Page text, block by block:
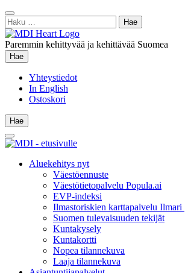
Siirry
sisältöön
Sulje
hae
Haku:
Paremmin kehittyvää ja kehittävää Suomea
Hae
Hae
Yhteystiedot
In English
Ostoskori
Hae
Hae
Main
Menu
Aluekehitys nyt
Väestöennuste
Väestötietopalvelu Popula.ai
EVP-indeksi
Ilmastoriskien karttapalvelu Ilmari
Suomen tulevaisuuden tekijät
Kuntakysely
Kuntakortti
Nopea tilannekuva
Laaja tilannekuva